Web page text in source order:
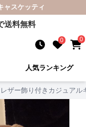
ャスケッティ
送料無料
0 0
人気ランキング
レザー飾り付きカジュアル